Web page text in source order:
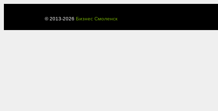
© 2013-2026 Бизнес Смоленск